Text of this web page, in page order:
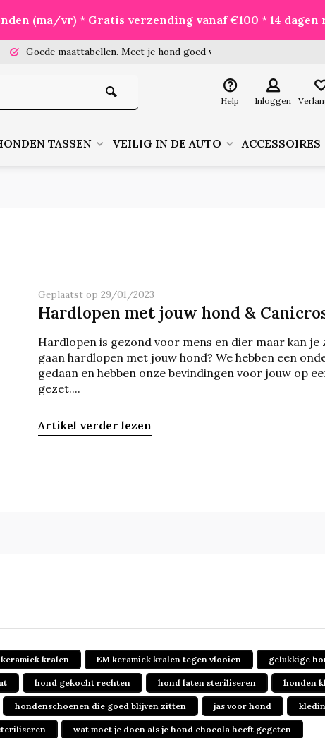
(ma/vr) * Gratis verzending vanaf €100 * 14
Goede maattabellen. Meet je hond goed voor je besteld!
Help Inloggen
TASSEN VEILIG IN DE AUTO ACCESSOIRES
Geplaatst op 29/01/2023
Hardlopen met jouw hond &
Hardlopen is gezond voor mens en dier maar kan je
gaan hardlopen met jouw hond? We hebben een
gedaan en hebben onze bevindingen voor jouw op
gezet....
Artikel verder lezen
keramiek kralen EM keramiek kralen tegen vlooien gelukkige
hond gekocht rechten hond laten steriliseren honden
hondenschoenen die goed blijven zitten jas voor hond
wat moet je doen als je hond chocola heeft gegeten